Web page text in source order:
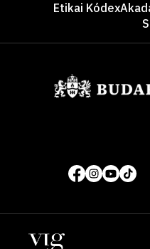
Etikai Kódex
Közösségi
média
oldalak
of
Helyszínek